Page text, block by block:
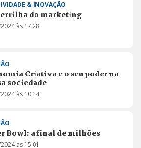
& INOVAÇÃO
do marketing​
às 17:28
Criativa e o seu poder na
sociedade
às 10:34
Bowl: a final de milhões
às 15:01